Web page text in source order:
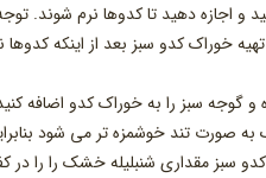
و اجازه دهید تا کدوها نرم شوند.
خوراک کدو سبز بعد از اینکه
صورت تند خوشمزه تر می شود
سبز مقداری شنبلیله خشک را را